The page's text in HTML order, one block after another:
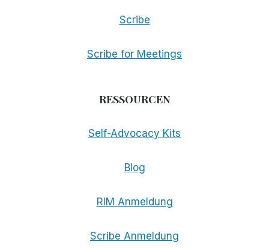
Scribe
Scribe for Meetings
RESSOURCEN
Self-Advocacy Kits
Blog
RIM Anmeldung
Scribe Anmeldung